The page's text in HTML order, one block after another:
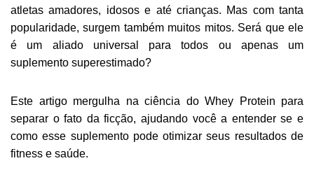
atletas amadores, idosos e até crianças. Mas com tanta
popularidade, surgem também muitos mitos. Será que ele
é um aliado universal para todos ou apenas um
suplemento superestimado?
Este artigo mergulha na ciência do Whey Protein para
separar o fato da ficção, ajudando você a entender se e
como esse suplemento pode otimizar seus resultados de
fitness e saúde.